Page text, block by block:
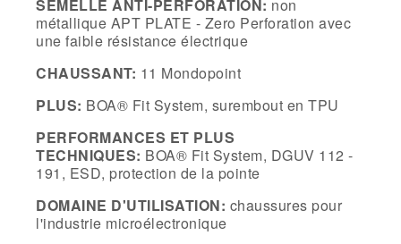
SEMELLE ANTI-PERFORATION: non
métallique APT PLATE - Zero Perforation avec
une faible résistance électrique
CHAUSSANT: 11 Mondopoint
PLUS: BOA® Fit System, surembout en TPU
PERFORMANCES ET PLUS
TECHNIQUES: BOA® Fit System, DGUV 112 -
191, ESD, protection de la pointe
DOMAINE D'UTILISATION: chaussures pour
l'industrie microélectronique